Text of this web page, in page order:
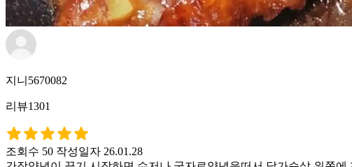
지니5670082
리뷰1301
조회수 50 작성일자 26.01.28